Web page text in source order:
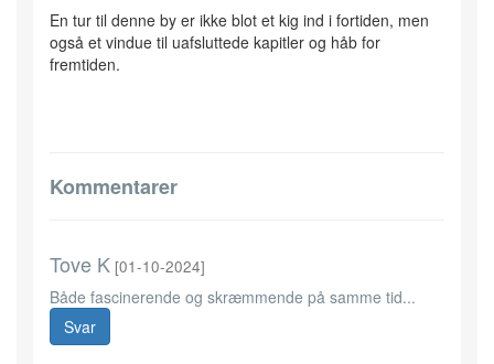
En tur til denne by er ikke blot et kig ind i fortiden, men
også et vindue til uafsluttede kapitler og håb for
fremtiden.
Kommentarer
Tove K [01-10-2024]
Både fascinerende og skræmmende på samme tid...
Svar